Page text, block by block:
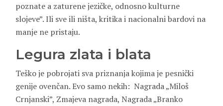
poznate a zaturene jezičke, odnosno kulturne
slojeve”. Ili sve ili ništa, kritika i nacionalni bardovi na
manje ne pristaju.
Legura zlata i blata
Teško je pobrojati sva priznanja kojima je pesnički
genije ovenčan. Evo samo nekih: Nagrada „Miloš
Crnjanski”, Zmajeva nagrada, Nagrada „Branko